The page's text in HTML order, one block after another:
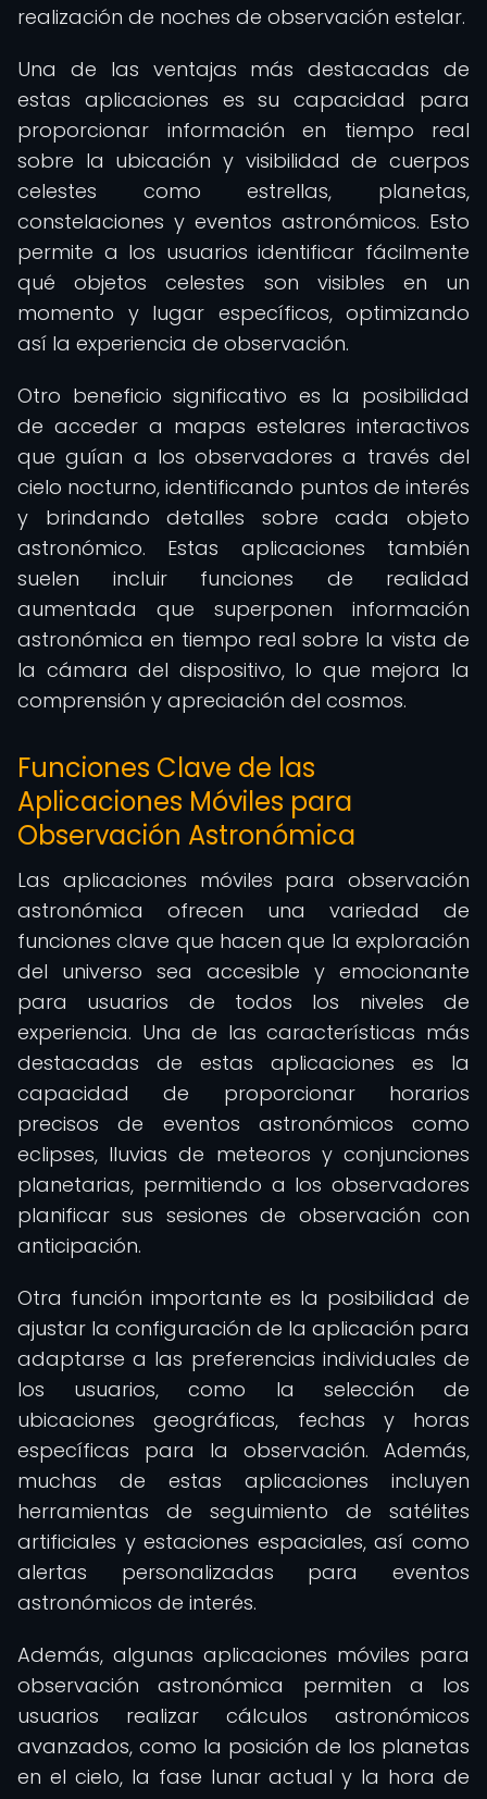
realización de noches de observación estelar.
Una de las ventajas más destacadas de
estas aplicaciones es su capacidad para
proporcionar información en tiempo real
sobre la ubicación y visibilidad de cuerpos
celestes como estrellas, planetas,
constelaciones y eventos astronómicos. Esto
permite a los usuarios identificar fácilmente
qué objetos celestes son visibles en un
momento y lugar específicos, optimizando
así la experiencia de observación.
Otro beneficio significativo es la posibilidad
de acceder a mapas estelares interactivos
que guían a los observadores a través del
cielo nocturno, identificando puntos de interés
y brindando detalles sobre cada objeto
astronómico. Estas aplicaciones también
suelen incluir funciones de realidad
aumentada que superponen información
astronómica en tiempo real sobre la vista de
la cámara del dispositivo, lo que mejora la
comprensión y apreciación del cosmos.
Funciones Clave de las
Aplicaciones Móviles para
Observación Astronómica
Las aplicaciones móviles para observación
astronómica ofrecen una variedad de
funciones clave que hacen que la exploración
del universo sea accesible y emocionante
para usuarios de todos los niveles de
experiencia. Una de las características más
destacadas de estas aplicaciones es la
capacidad de proporcionar horarios
precisos de eventos astronómicos como
eclipses, lluvias de meteoros y conjunciones
planetarias, permitiendo a los observadores
planificar sus sesiones de observación con
anticipación.
Otra función importante es la posibilidad de
ajustar la configuración de la aplicación para
adaptarse a las preferencias individuales de
los usuarios, como la selección de
ubicaciones geográficas, fechas y horas
específicas para la observación. Además,
muchas de estas aplicaciones incluyen
herramientas de seguimiento de satélites
artificiales y estaciones espaciales, así como
alertas personalizadas para eventos
astronómicos de interés.
Además, algunas aplicaciones móviles para
observación astronómica permiten a los
usuarios realizar cálculos astronómicos
avanzados, como la posición de los planetas
en el cielo, la fase lunar actual y la hora de